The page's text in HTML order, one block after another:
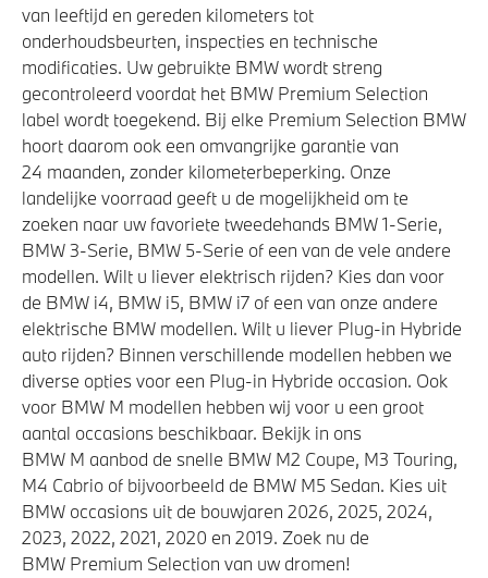
van leeftijd en gereden kilometers tot
onderhoudsbeurten, inspecties en technische
modificaties. Uw gebruikte BMW wordt streng
gecontroleerd voordat het BMW Premium Selection
label wordt toegekend. Bij elke Premium Selection BMW
hoort daarom ook een omvangrijke garantie van
24 maanden, zonder kilometerbeperking. Onze
landelijke voorraad geeft u de mogelijkheid om te
zoeken naar uw favoriete tweedehands BMW 1-Serie,
BMW 3-Serie, BMW 5-Serie of een van de vele andere
modellen. Wilt u liever elektrisch rijden? Kies dan voor
de BMW i4, BMW i5, BMW i7 of een van onze andere
elektrische BMW modellen. Wilt u liever Plug-in Hybride
auto rijden? Binnen verschillende modellen hebben we
diverse opties voor een Plug-in Hybride occasion. Ook
voor BMW M modellen hebben wij voor u een groot
aantal occasions beschikbaar. Bekijk in ons
BMW M aanbod de snelle BMW M2 Coupe, M3 Touring,
M4 Cabrio of bijvoorbeeld de BMW M5 Sedan. Kies uit
BMW occasions uit de bouwjaren 2026, 2025, 2024,
2023, 2022, 2021, 2020 en 2019. Zoek nu de
BMW Premium Selection van uw dromen!